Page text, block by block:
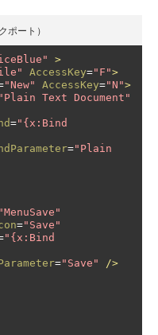
ポート）
>
AccessKey="F">
"New" AccessKey="N">
"Plain Text Document"
="{x:Bind
="Plain
"MenuSave"
="Save"
"{x:Bind
="Save"
/>